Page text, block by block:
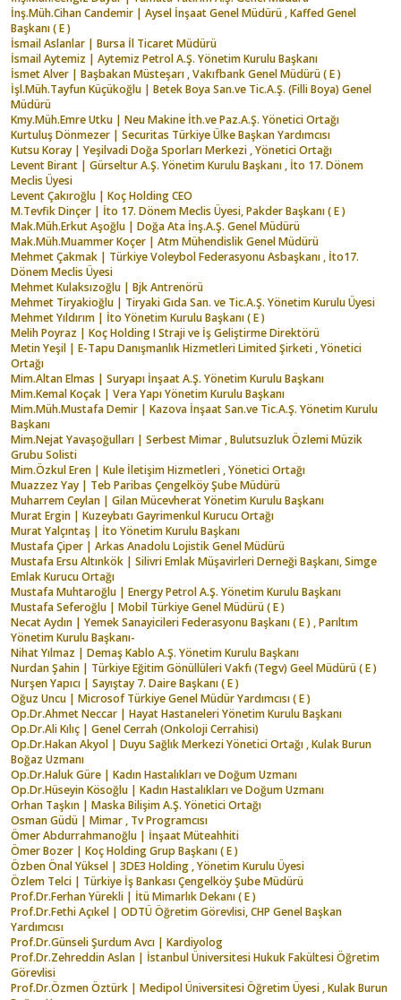
İnş.Müh.Cihan Candemir | Aysel İnşaat Genel Müdürü , Kaffed Genel
Başkanı ( E )
İsmail Aslanlar | Bursa İl Ticaret Müdürü
İsmail Aytemiz | Aytemiz Petrol A.Ş. Yönetim Kurulu Başkanı
İsmet Alver | Başbakan Müsteşarı , Vakıfbank Genel Müdürü ( E )
İşl.Müh.Tayfun Küçükoğlu | Betek Boya San.ve Tic.A.Ş. (Filli Boya) Genel
Müdürü
Kmy.Müh.Emre Utku | Neu Makine İth.ve Paz.A.Ş. Yönetici Ortağı
Kurtuluş Dönmezer | Securitas Türkiye Ülke Başkan Yardımcısı
Kutsu Koray | Yeşilvadi Doğa Sporları Merkezi , Yönetici Ortağı
Levent Birant | Gürseltur A.Ş. Yönetim Kurulu Başkanı , İto 17. Dönem
Meclis Üyesi
Levent Çakıroğlu | Koç Holding CEO
M.Tevfik Dinçer | İto 17. Dönem Meclis Üyesi, Pakder Başkanı ( E )
Mak.Müh.Erkut Aşoğlu | Doğa Ata İnş.A.Ş. Genel Müdürü
Mak.Müh.Muammer Koçer | Atm Mühendislik Genel Müdürü
Mehmet Çakmak | Türkiye Voleybol Federasyonu Asbaşkanı , İto17.
Dönem Meclis Üyesi
Mehmet Kulaksızoğlu | Bjk Antrenörü
Mehmet Tiryakioğlu | Tiryaki Gıda San. ve Tic.A.Ş. Yönetim Kurulu Üyesi
Mehmet Yıldırım | İto Yönetim Kurulu Başkanı ( E )
Melih Poyraz | Koç Holding I Straji ve İş Geliştirme Direktörü
Metin Yeşil | E-Tapu Danışmanlık Hizmetleri Limited Şirketi , Yönetici
Ortağı
Mim.Altan Elmas | Suryapı İnşaat A.Ş. Yönetim Kurulu Başkanı
Mim.Kemal Koçak | Vera Yapı Yönetim Kurulu Başkanı
Mim.Müh.Mustafa Demir | Kazova İnşaat San.ve Tic.A.Ş. Yönetim Kurulu
Başkanı
Mim.Nejat Yavaşoğulları | Serbest Mimar , Bulutsuzluk Özlemi Müzik
Grubu Solisti
Mim.Özkul Eren | Kule İletişim Hizmetleri , Yönetici Ortağı
Muazzez Yay | Teb Paribas Çengelköy Şube Müdürü
Muharrem Ceylan | Gilan Mücevherat Yönetim Kurulu Başkanı
Murat Ergin | Kuzeybatı Gayrimenkul Kurucu Ortağı
Murat Yalçıntaş | İto Yönetim Kurulu Başkanı
Mustafa Çiper | Arkas Anadolu Lojistik Genel Müdürü
Mustafa Ersu Altınkök | Silivri Emlak Müşavirleri Derneği Başkanı, Simge
Emlak Kurucu Ortağı
Mustafa Muhtaroğlu | Energy Petrol A.Ş. Yönetim Kurulu Başkanı
Mustafa Seferoğlu | Mobil Türkiye Genel Müdürü ( E )
Necat Aydın | Yemek Sanayicileri Federasyonu Başkanı ( E ) , Parıltım
Yönetim Kurulu Başkanı-
Nihat Yılmaz | Demaş Kablo A.Ş. Yönetim Kurulu Başkanı
Nurdan Şahin | Türkiye Eğitim Gönüllüleri Vakfı (Tegv) Geel Müdürü ( E )
Nurşen Yapıcı | Sayıştay 7. Daire Başkanı ( E )
Oğuz Uncu | Microsof Türkiye Genel Müdür Yardımcısı ( E )
Op.Dr.Ahmet Neccar | Hayat Hastaneleri Yönetim Kurulu Başkanı
Op.Dr.Ali Kılıç | Genel Cerrah (Onkoloji Cerrahisi)
Op.Dr.Hakan Akyol | Duyu Sağlık Merkezi Yönetici Ortağı , Kulak Burun
Boğaz Uzmanı
Op.Dr.Haluk Güre | Kadın Hastalıkları ve Doğum Uzmanı
Op.Dr.Hüseyin Kösoğlu | Kadın Hastalıkları ve Doğum Uzmanı
Orhan Taşkın | Maska Bilişim A.Ş. Yönetici Ortağı
Osman Güdü | Mimar , Tv Programcısı
Ömer Abdurrahmanoğlu | İnşaat Müteahhiti
Ömer Bozer | Koç Holding Grup Başkanı ( E )
Özben Önal Yüksel | 3DE3 Holding , Yönetim Kurulu Üyesi
Özlem Telci | Türkiye İş Bankası Çengelköy Şube Müdürü
Prof.Dr.Ferhan Yürekli | İtü Mimarlık Dekanı ( E )
Prof.Dr.Fethi Açıkel | ODTÜ Öğretim Görevlisi, CHP Genel Başkan
Yardımcısı
Prof.Dr.Günseli Şurdum Avcı | Kardiyolog
Prof.Dr.Zehreddin Aslan | İstanbul Üniversitesi Hukuk Fakültesi Öğretim
Görevlisi
Prof.Dr.Özmen Öztürk | Medipol Üniversitesi Öğretim Üyesi , Kulak Burun